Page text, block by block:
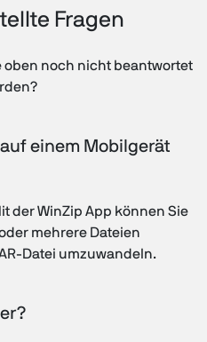
Fragen
oben noch nicht beantwortet
einem Mobilgerät
der WinZip App können Sie
mehrere Dateien
Datei umzuwandeln.